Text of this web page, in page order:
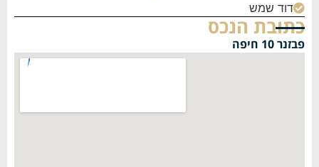
דוד שמש
כתובת הנכס
פבזנר 10 חיפה